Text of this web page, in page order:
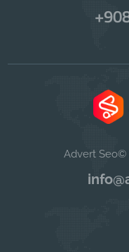
Advert Seo©